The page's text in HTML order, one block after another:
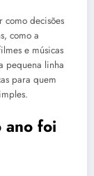
como decisões
como a
e músicas
pequena linha
para quem
ano foi